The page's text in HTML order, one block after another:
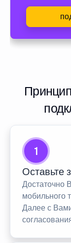
1
Оставьте
Достаточно
мобильного
Далее с